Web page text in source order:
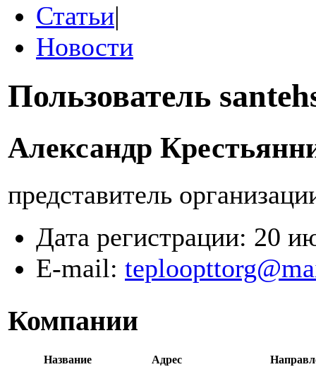
Статьи|
Новости
Пользователь
Александр
представитель
Дата регистрации: 20
E-mail:
Компании
Название Адрес